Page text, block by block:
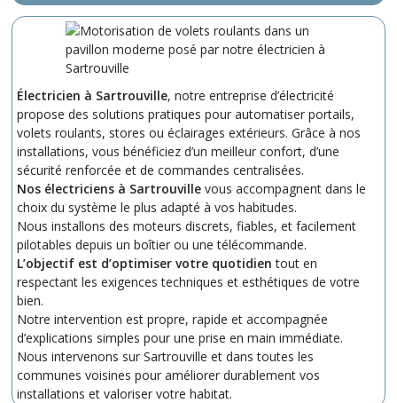
Électricien à Sartrouville, notre entreprise d’électricité
propose des solutions pratiques pour automatiser portails,
volets roulants, stores ou éclairages extérieurs. Grâce à nos
installations, vous bénéficiez d’un meilleur confort, d’une
sécurité renforcée et de commandes centralisées.
Nos électriciens à Sartrouville vous accompagnent dans le
choix du système le plus adapté à vos habitudes.
Nous installons des moteurs discrets, fiables, et facilement
pilotables depuis un boîtier ou une télécommande.
L’objectif est d’optimiser votre quotidien tout en
respectant les exigences techniques et esthétiques de votre
bien.
Notre intervention est propre, rapide et accompagnée
d’explications simples pour une prise en main immédiate.
Nous intervenons sur Sartrouville et dans toutes les
communes voisines pour améliorer durablement vos
installations et valoriser votre habitat.